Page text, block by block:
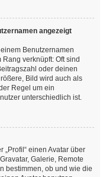
angezeigt
Benutzernamen
verknüpft: Oft sind
oder deinen
Bild wird auch als
Regel um ein
unterschiedlich ist.
„Profil“ einen Avatar über
Galerie, Remote
bestimmen, ob und wie die